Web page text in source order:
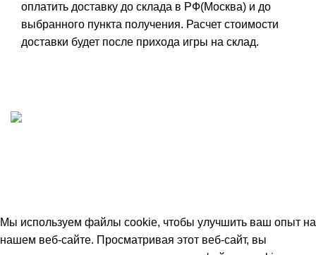
оплатить доставку до склада в РФ(Москва) и до
выбранного пункта получения. Расчет стоимости
доставки будет после прихода игры на склад.
Мы используем файлы cookie, чтобы улучшить ваш опыт на
нашем веб-сайте. Просматривая этот веб-сайт, вы